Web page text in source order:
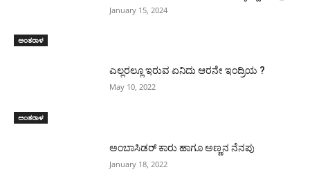
ಅಂತರಾಳ
January 15, 2024
ಅಂತರಾಳ
ಎಲ್ಲರಲ್ಲೂ ಇರುವ ಏನಿದು ಆರನೇ ಇಂದ್ರಿಯ ?
May 10, 2022
ಅಂಬಾಸಿಡರ್ ಕಾರು ಹಾಗೂ ಅಣ್ಣನ ನೆನಪು
January 18, 2022